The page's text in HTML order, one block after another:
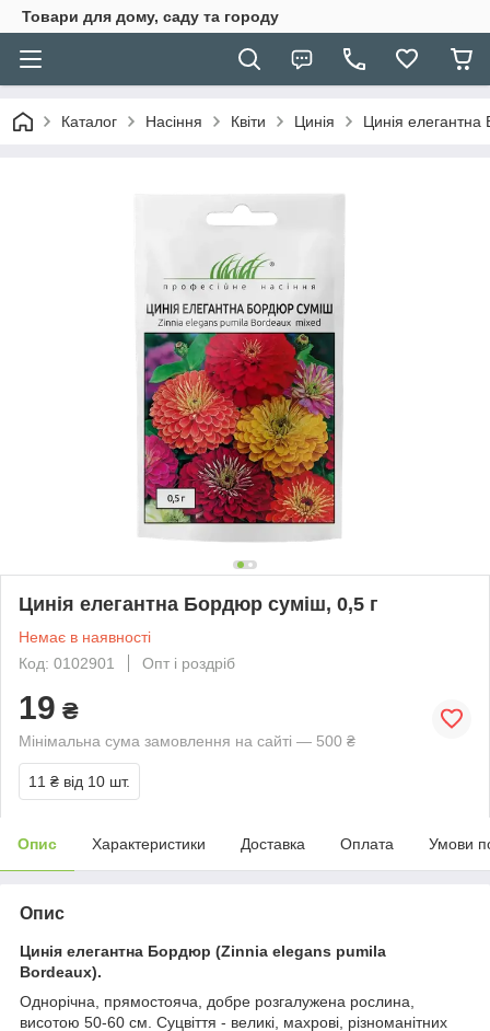
Товари для дому, саду та городу
Каталог Насіння Квіти Цинія Цинія
Цинія елегантна Бордюр суміш, 0,5 г
Немає в наявності
Код: 0102901
Опт і роздріб
19 ₴
Мінімальна сума замовлення на сайті — 500 ₴
11 ₴ від 10 шт.
Опис Характеристики Доставка Оплата Умови
Опис
Цинія елегантна Бордюр (Zinnia elegans pumila
Bordeaux).
Однорічна, прямостояча, добре розгалужена рослина,
висотою 50-60 см. Суцвіття - великі, махрові, різноманітних